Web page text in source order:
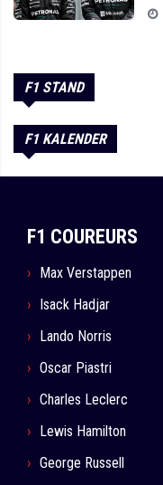
F1 STAND
F1 KALENDER
F1 COUREURS
Max Verstappen
Isack Hadjar
Lando Norris
Oscar Piastri
Charles Leclerc
Lewis Hamilton
George Russell